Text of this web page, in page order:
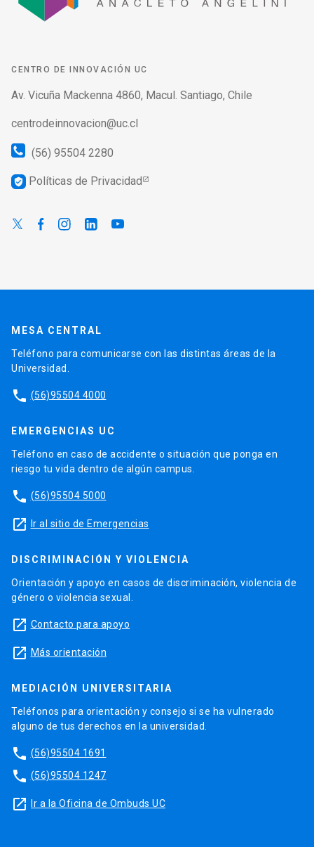
CENTRO DE INNOVACIÓN UC
Av. Vicuña Mackenna 4860, Macul. Santiago, Chile
centrodeinnovacion@uc.cl
(56) 95504 2280
verified_user Políticas de Privacidad
MESA CENTRAL
Teléfono para comunicarse con las distintas áreas de la
Universidad.
phone (56)95504 4000
EMERGENCIAS UC
Teléfono en caso de accidente o situación que ponga en
riesgo tu vida dentro de algún campus.
phone (56)95504 5000
launch Ir al sitio de Emergencias
DISCRIMINACIÓN Y VIOLENCIA
Orientación y apoyo en casos de discriminación, violencia de
género o violencia sexual.
launch Contacto para apoyo
launch Más orientación
MEDIACIÓN UNIVERSITARIA
Teléfonos para orientación y consejo si se ha vulnerado
alguno de tus derechos en la universidad.
phone (56)95504 1691
phone (56)95504 1247
launch Ir a la Oficina de Ombuds UC